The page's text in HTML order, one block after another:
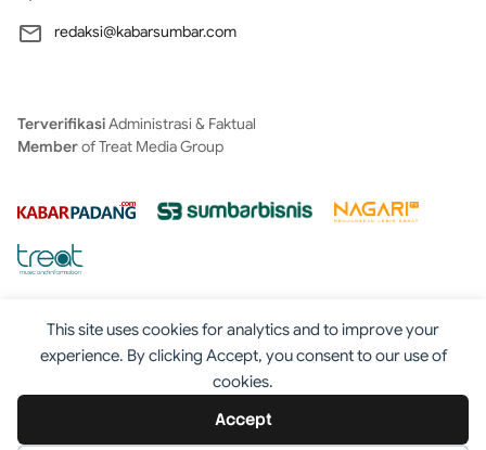
This site uses cookies for analytics and to improve your
experience. By clicking Accept, you consent to our use of
cookies.
Accept
redaksi@kabarsumbar.com
TerverifikasiAdministrasi & Faktual
Memberof Treat Media Group
Tentang Redaksi Kontak Disclaimer
Iklan